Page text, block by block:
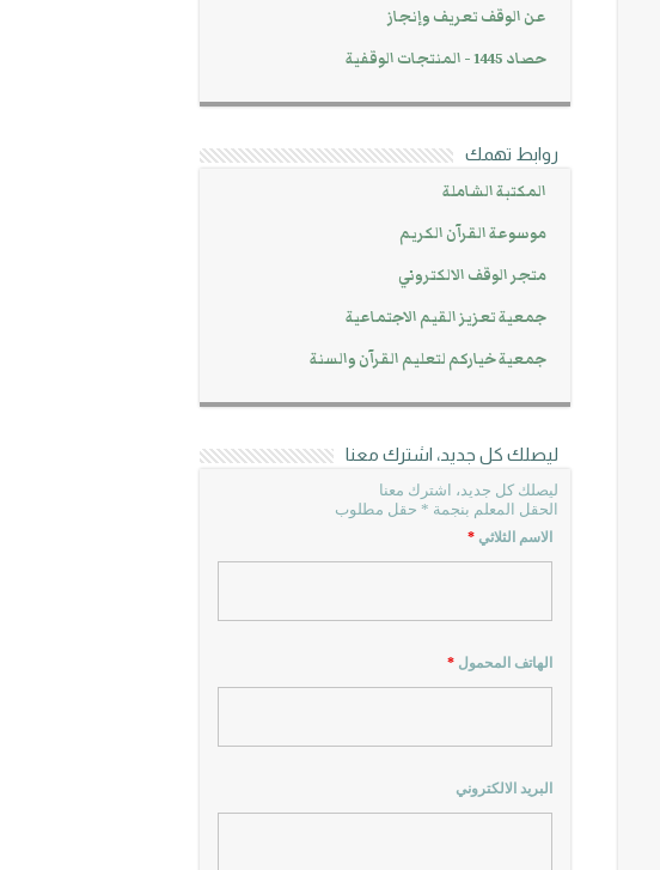
عن الوقف تعريف وإنجاز
حصاد 1445 - المنتجات الوقفية
روابط تهمك
المكتبة الشاملة
موسوعة القرآن الكريم
متجر الوقف الالكتروني
جمعية تعزيز القيم الاجتماعية
جمعية خياركم لتعليم القرآن والسنة
ليصلك كل جديد، اشترك معنا
ليصلك كل جديد، اشترك معنا
الحقل المعلم بنجمة * حقل مطلوب
الاسم الثلاثي *
الهاتف المحمول *
البريد الالكتروني